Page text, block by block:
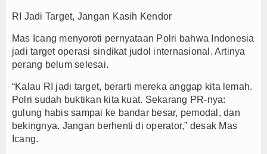
RI Jadi Target, Jangan Kasih Kendor
Mas Icang menyoroti pernyataan Polri bahwa Indonesia
jadi target operasi sindikat judol internasional. Artinya
perang belum selesai.
“Kalau RI jadi target, berarti mereka anggap kita lemah.
Polri sudah buktikan kita kuat. Sekarang PR-nya:
gulung habis sampai ke bandar besar, pemodal, dan
bekingnya. Jangan berhenti di operator,” desak Mas
Icang.